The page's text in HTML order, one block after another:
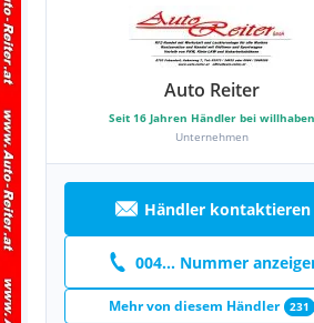
Auto Reiter
Seit 16 Jahren Händler bei willhaben
Unternehmen
Händler kontaktieren
004... Nummer
Mehr von diesem Händler 231